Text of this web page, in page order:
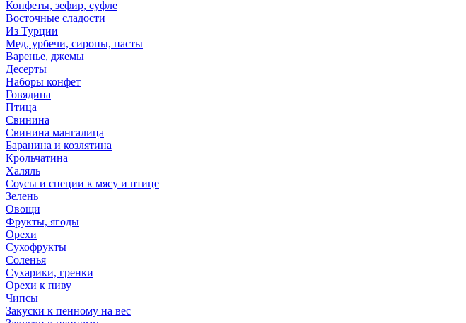
Конфеты, зефир, суфле
Восточные сладости
Из Турции
Мед, урбечи, сиропы, пасты
Варенье, джемы
Десерты
Наборы конфет
Говядина
Птица
Свинина
Свинина мангалица
Баранина и козлятина
Крольчатина
Халяль
Соусы и специи к мясу и птице
Зелень
Овощи
Фрукты, ягоды
Орехи
Сухофрукты
Соленья
Сухарики, гренки
Орехи к пиву
Чипсы
Закуски к пенному на вес